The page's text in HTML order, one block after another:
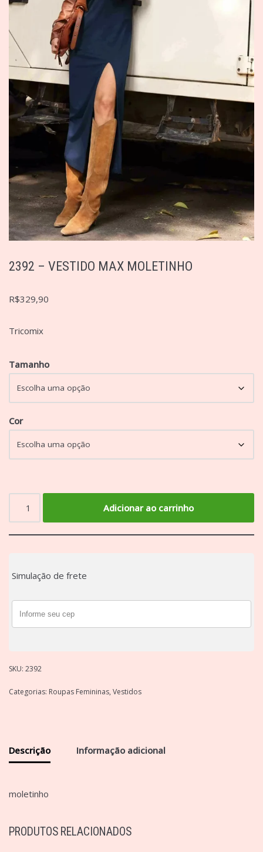
2392 – VESTIDO MAX MOLETINHO
R$329,90
Tricomix
Tamanho
Cor
Adicionar ao carrinho
Simulação de frete
SKU: 2392
Categorias: Roupas Femininas,Vestidos
Descrição Informação adicional
moletinho
PRODUTOS RELACIONADOS